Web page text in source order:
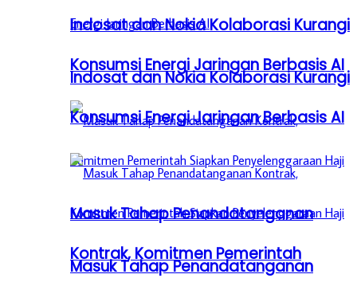
Indosat dan Nokia Kolaborasi Kurangi
Konsumsi Energi Jaringan Berbasis AI
Masuk Tahap Penandatanganan
Kontrak, Komitmen Pemerintah
Indosat dan Nokia Kolaborasi Kurangi
Konsumsi Energi Jaringan Berbasis AI
Masuk Tahap Penandatanganan